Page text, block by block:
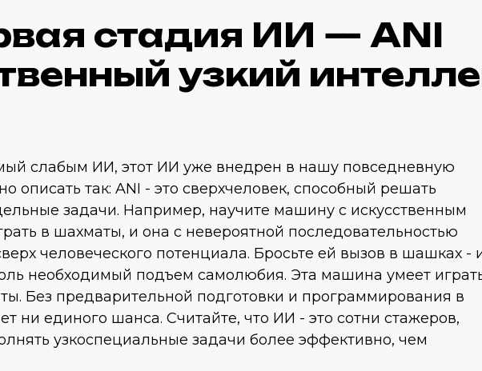
стадия ИИ — ANI
узкий
слабым ИИ, этот ИИ уже внедрен в нашу повседневную
описать так: ANI - это сверхчеловек, способный решать
задачи. Например, научите машину с искусственным
в шахматы, и она с невероятной последовательностью
человеческого потенциала. Бросьте ей вызов в шашках -
необходимый подъем самолюбия. Эта машина умеет
Без предварительной подготовки и программирования в
ни единого шанса. Считайте, что ИИ - это сотни стажеров,
узкоспециальные задачи более эффективно, чем